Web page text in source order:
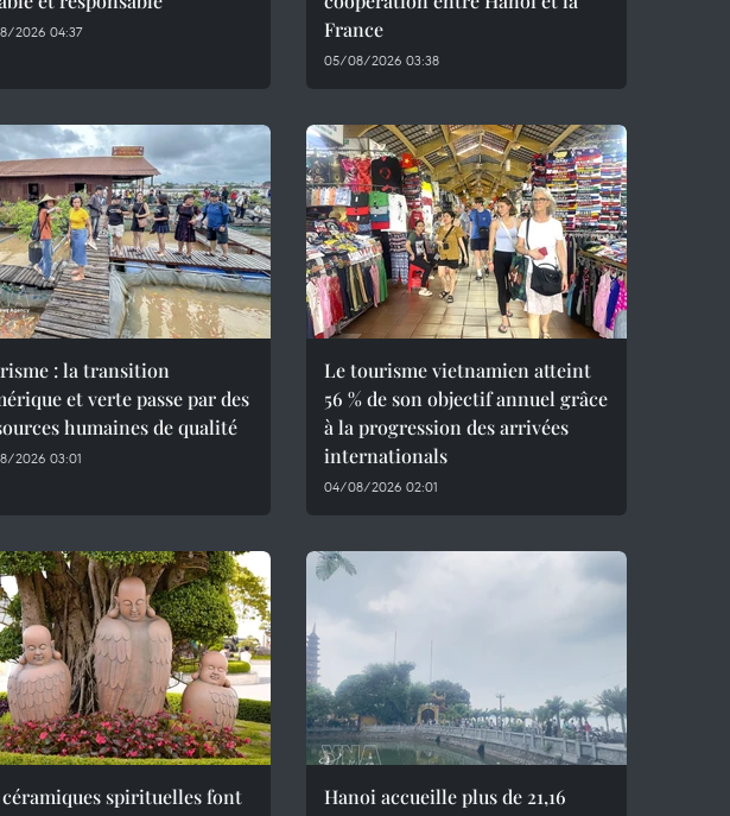
2026 04:37
France
05/08/2026 03:38
: la transition
et verte passe par des
humaines de qualité
2026 03:01
Le tourisme vietnamien atteint
56 % de son objectif annuel grâce
à la progression des arrivées
internationals
04/08/2026 02:01
céramiques spirituelles font
Hanoi accueille plus de 21,16